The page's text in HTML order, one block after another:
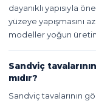
dayanıklı yapısıyla
yüzeye yapışmasını
modeller yoğun
Sandviç
mıdır?
Sandviç tavalarının